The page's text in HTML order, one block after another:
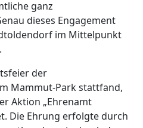
ganz
dieses Engagement
im Mittelpunkt
der
Mammut-Park stattfand,
Aktion „Ehrenamt
Die Ehrung erfolgte durch